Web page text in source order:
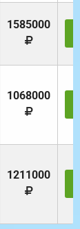
1585000
1068000
1211000